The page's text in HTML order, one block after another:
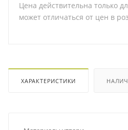
Цена действительна только
может отличаться от цен в
ХАРАКТЕРИСТИКИ